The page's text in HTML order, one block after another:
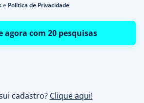
e Política de Privacidade
agora com 20 pesquisas
cadastro? Clique aqui!